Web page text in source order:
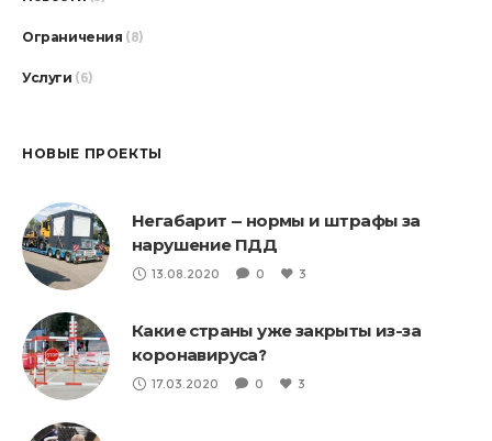
Ограничения (8)
Услуги (6)
НОВЫЕ ПРОЕКТЫ
Негабарит — нормы и штрафы за
нарушение ПДД
13.08.2020 0 3
Какие страны уже закрыты из-за
коронавируса?
17.03.2020 0 3